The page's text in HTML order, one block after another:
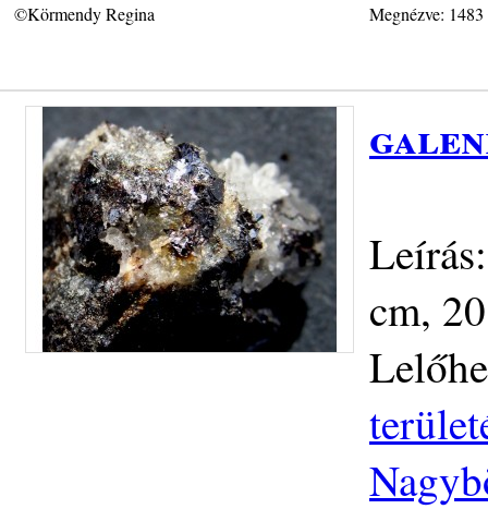
©Körmendy Regina Megnézve:
cm,